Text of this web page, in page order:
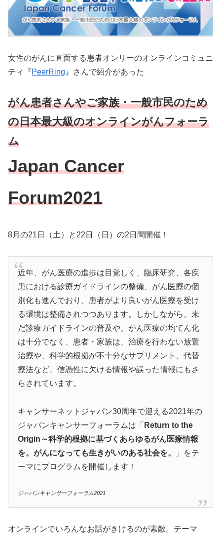
女性のがんに直面する患者オンリーのオンラインコミュニ
ティ『PeerRing 』さんで紹介があった
がん患者さんやご家族・一般市民のため
の日本最大級のオンラインがんフォーラ
ム
Japan Cancer
Forum2021
8月の21日（土）と22日（日）の2日間開催！
近年、がん医療の進歩は目覚しく、臨床研究、各疾
患における診療ガイドラインの整備、がん医療の個
別化も進んでおり、患者がより良いがん医療を受け
る環境は整備されつつあります。しかしながら、未
だ診療ガイドラインの普及や、がん医療の均てん化
は十分でなく、患者・家族は、治療を行わない放置
治療や、科学的根拠が不十分なサプリメント、代替
療法など、信憑性に欠ける情報や誤った情報にもさ
らされています。
キャンサーネットジャパン30周年で迎える2021年の
ジャパンキャンサーフォーラムは「 Return to the
Origin～科学的根拠に基づくあらゆるがん医療情報
を。がんになっても生きがいのある社会を。
」をテ
ーマにプログラムを開催します！
ジャパンキャンサーフォーラム2021
オンラインでいろんなお話がきけるのが素敵。テーマ